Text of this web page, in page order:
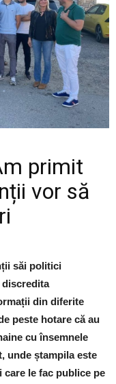
primit
vor să
săi politici
discredita
din diferite
peste hotare că au
cu însemnele
unde ștampila este
le fac publice pe